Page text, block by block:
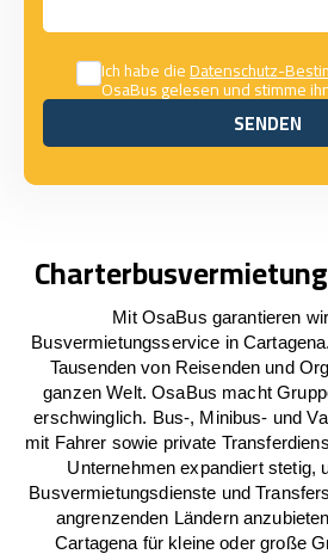
Ich habe dieDatenschutz-
OsaBus gelesen und stimme
SENDEN
SENDEN
Mit OsaBus garantieren
Busvermietungsservice in
Tausenden von Reisenden und
ganzen Welt. OsaBus macht
erschwinglich. Bus-, Minibus- und
mit Fahrer sowie private
Unternehmen expandiert stetig,
Busvermietungsdienste und
angrenzenden Ländern
Cartagena für kleine oder große